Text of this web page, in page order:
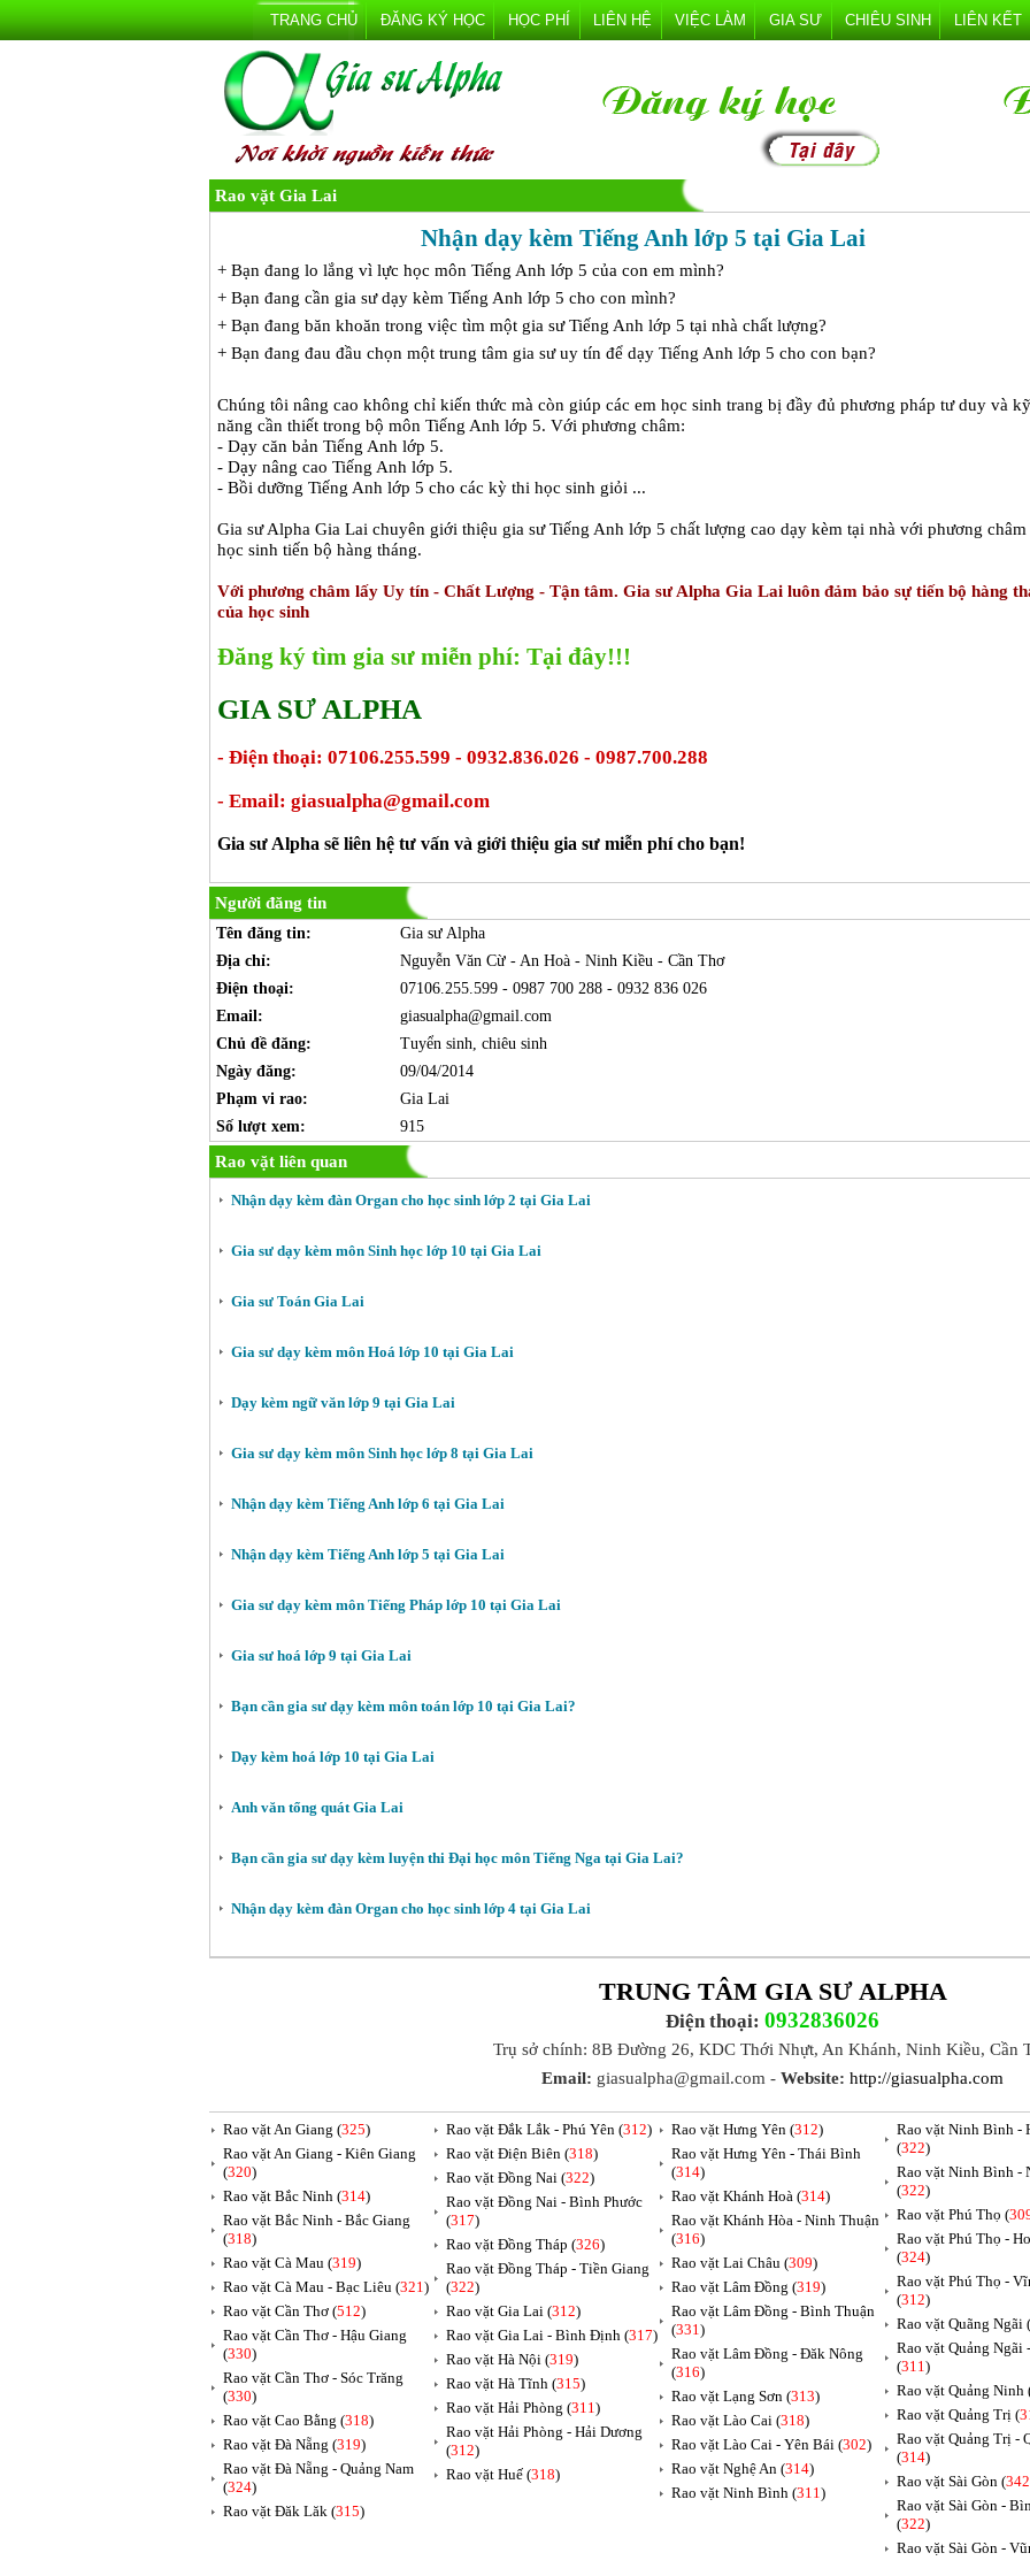
TRANG CHỦ ĐĂNG KÝ HỌC HỌC PHÍ LIÊN HỆ VIỆC LÀM GIA SƯ CHIÊU SINH LIÊN KẾT
Rao vặt Gia Lai
Nhận dạy kèm Tiếng Anh lớp 5 tại Gia Lai
+ Bạn đang lo lắng vì lực học môn Tiếng Anh lớp 5 của con em mình?
+ Bạn đang cần gia sư dạy kèm Tiếng Anh lớp 5 cho con mình?
+ Bạn đang băn khoăn trong việc tìm một gia sư Tiếng Anh lớp 5 tại nhà chất lượng?
+ Bạn đang đau đầu chọn một trung tâm gia sư uy tín để dạy Tiếng Anh lớp 5 cho con bạn?
Chúng tôi nâng cao không chỉ kiến thức mà còn giúp các em học sinh trang bị đầy đủ phương pháp tư duy và kỹ
năng cần thiết trong bộ môn Tiếng Anh lớp 5. Với phương châm:
- Dạy căn bản Tiếng Anh lớp 5.
- Dạy nâng cao Tiếng Anh lớp 5.
- Bồi dưỡng Tiếng Anh lớp 5 cho các kỳ thi học sinh giỏi ...
Gia sư Alpha Gia Lai chuyên giới thiệu gia sư Tiếng Anh lớp 5 chất lượng cao dạy kèm tại nhà với phương
học sinh tiến bộ hàng tháng.
Với phương châm lấy Uy tín - Chất Lượng - Tận tâm. Gia sư Alpha Gia Lai luôn đảm bảo sự tiến bộ hàng
của học sinh
Đăng ký tìm gia sư miễn phí: Tại đây!!!
GIA SƯ ALPHA
- Điện thoại: 07106.255.599 - 0932.836.026 - 0987.700.288
- Email: giasualpha@gmail.com
Gia sư Alpha sẽ liên hệ tư vấn và giới thiệu gia sư miễn phí cho bạn!
Người đăng tin
Tên đăng tin:
Gia sư Alpha
Địa chỉ:
Nguyễn Văn Cừ - An Hoà - Ninh Kiều - Cần Thơ
Điện thoại:
07106.255.599 - 0987 700 288 - 0932 836 026
Email:
giasualpha@gmail.com
Chủ đề đăng:
Tuyển sinh, chiêu sinh
Ngày đăng:
09/04/2014
Phạm vi rao:
Gia Lai
Số lượt xem:
915
Rao vặt liên quan
Nhận dạy kèm đàn Organ cho học sinh lớp 2 tại Gia Lai
Gia sư dạy kèm môn Sinh học lớp 10 tại Gia Lai
Gia sư Toán Gia Lai
Gia sư dạy kèm môn Hoá lớp 10 tại Gia Lai
Dạy kèm ngữ văn lớp 9 tại Gia Lai
Gia sư dạy kèm môn Sinh học lớp 8 tại Gia Lai
Nhận dạy kèm Tiếng Anh lớp 6 tại Gia Lai
Nhận dạy kèm Tiếng Anh lớp 5 tại Gia Lai
Gia sư dạy kèm môn Tiếng Pháp lớp 10 tại Gia Lai
Gia sư hoá lớp 9 tại Gia Lai
Bạn cần gia sư dạy kèm môn toán lớp 10 tại Gia Lai?
Dạy kèm hoá lớp 10 tại Gia Lai
Anh văn tổng quát Gia Lai
Bạn cần gia sư dạy kèm luyện thi Đại học môn Tiếng Nga tại Gia Lai?
Nhận dạy kèm đàn Organ cho học sinh lớp 4 tại Gia Lai
TRUNG TÂM GIA SƯ ALPHA
Điện thoại: 0932836026
Trụ sở chính: 8B Đường 26, KDC Thới Nhựt, An Khánh, Ninh Kiều, Cần
Email: giasualpha@gmail.com - Website: http://giasualpha.com
Rao vặt An Giang (325)
Rao vặt An Giang - Kiên Giang
(320)
Rao vặt Bắc Ninh (314)
Rao vặt Bắc Ninh - Bắc Giang
(318)
Rao vặt Cà Mau (319)
Rao vặt Cà Mau - Bạc Liêu (321)
Rao vặt Cần Thơ (512)
Rao vặt Cần Thơ - Hậu Giang
(330)
Rao vặt Cần Thơ - Sóc Trăng
(330)
Rao vặt Cao Bằng (318)
Rao vặt Đà Nẵng (319)
Rao vặt Đà Nẵng - Quảng Nam
(324)
Rao vặt Đăk Lăk (315)
Rao vặt Đắk Lắk - Phú Yên (312)
Rao vặt Điện Biên (318)
Rao vặt Đồng Nai (322)
Rao vặt Đồng Nai - Bình Phước
(317)
Rao vặt Đồng Tháp (326)
Rao vặt Đồng Tháp - Tiền Giang
(322)
Rao vặt Gia Lai (312)
Rao vặt Gia Lai - Bình Định (317)
Rao vặt Hà Nội (319)
Rao vặt Hà Tĩnh (315)
Rao vặt Hải Phòng (311)
Rao vặt Hải Phòng - Hải Dương
(312)
Rao vặt Huế (318)
Rao vặt Hưng Yên (312)
Rao vặt Hưng Yên - Thái Bình
(314)
Rao vặt Khánh Hoà (314)
Rao vặt Khánh Hòa - Ninh Thuận
(316)
Rao vặt Lai Châu (309)
Rao vặt Lâm Đồng (319)
Rao vặt Lâm Đồng - Bình Thuận
(331)
Rao vặt Lâm Đồng - Đăk Nông
(316)
Rao vặt Lạng Sơn (313)
Rao vặt Lào Cai (318)
Rao vặt Lào Cai - Yên Bái (302)
Rao vặt Nghệ An (314)
Rao vặt Ninh Bình (311)
Rao vặt Ninh Bình -
(322)
Rao vặt Ninh Bình -
(322)
Rao vặt Phú Thọ (
Rao vặt Phú Thọ -
(324)
Rao vặt Phú Thọ -
(312)
Rao vặt Quãng Ngãi (
Rao vặt Quảng Ngãi
(311)
Rao vặt Quảng Ninh
Rao vặt Quảng Trị (
Rao vặt Quảng Trị -
(314)
Rao vặt Sài Gòn (342
Rao vặt Sài Gòn -
(322)
Rao vặt Sài Gòn -